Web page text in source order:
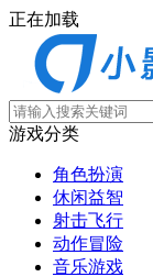
正在加载
游戏分类
角色扮演
休闲益智
射击飞行
动作冒险
音乐游戏